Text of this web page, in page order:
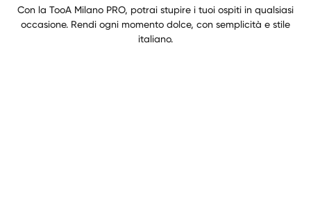
Con la TooA Milano PRO, potrai stupire i tuoi ospiti in qualsiasi
occasione. Rendi ogni momento dolce, con semplicità e stile
italiano.